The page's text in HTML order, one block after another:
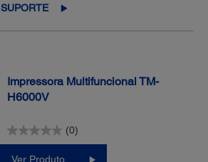
SUPORTE
Impressora Multifuncional TM-
H6000V
(0)
Ver Produto